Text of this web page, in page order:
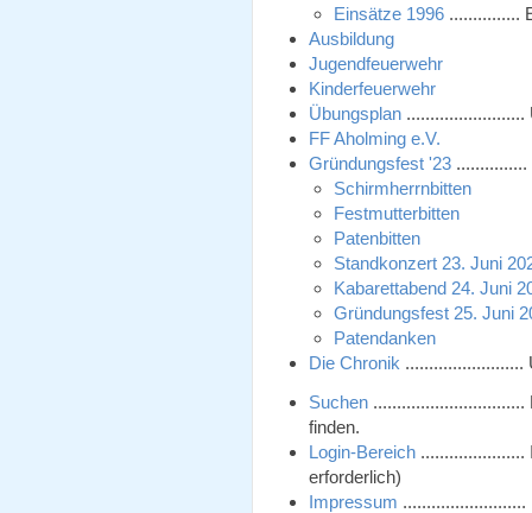
Einsätze 1996 ...............
Ausbildung
Jugendfeuerwehr
Kinderfeuerwehr
Übungsplan.........................
FF Aholming e.V.
Gründungsfest '23...............
Schirmherrnbitten
Festmutterbitten
Patenbitten
Standkonzert 23. Juni
Kabarettabend 24. Juni
Gründungsfest 25. Juni
Patendanken
Die Chronik .........................
Suchen................................
finden.
Login-Bereich......................
erforderlich)
Impressum